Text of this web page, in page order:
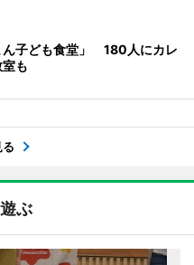
ん子ども食堂」 180人にカレ
も
る
ぶ